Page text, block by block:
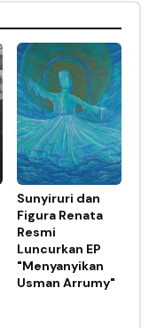
Sunyiruri dan
Figura Renata
Resmi
Luncurkan EP
"Menyanyikan
Usman Arrumy"